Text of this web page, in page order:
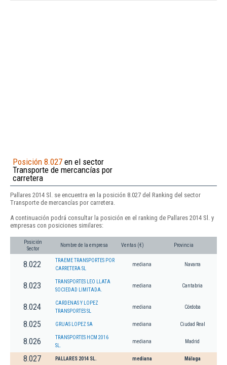
Posición 8.027 en el sector
Transporte de mercancías por
carretera
Pallares 2014 Sl. se encuentra en la posición 8.027 del Ranking del sector
Transporte de mercancías por carretera.
A continuación podrá consultar la posición en el ranking de Pallares 2014 Sl. y
empresas con posiciones similares:
Posición
Sector
Nombre de la empresa Ventas (€) Provincia
8.022
TRAEME TRANSPORTES POR
CARRETERA SL
mediana Navarra
8.023
TRANSPORTES LEO LLATA
SOCIEDAD LIMITADA.
mediana Cantabria
8.024
CARDENAS Y LOPEZ
TRANSPORTES SL
mediana Córdoba
8.025 GRUAS LOPEZ SA mediana Ciudad Real
8.026
TRANSPORTES HCM 2016
SL.
mediana Madrid
8.027 PALLARES 2014 SL. mediana Málaga